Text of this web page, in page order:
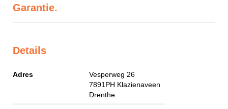
Garantie.
Details
Adres
Vesperweg 26
7891PH Klazienaveen
Drenthe